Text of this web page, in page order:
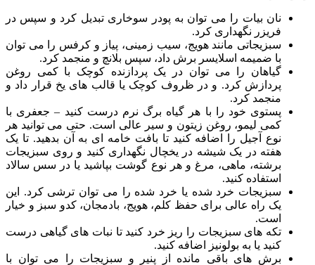
نان بیات را می توان به پودر سوخاری تبدیل کرد و سپس در
فریزر نگهداری کرد.
سبزیجاتی مانند هویج، سیب زمینی، پیاز و کرفس را می توان
با ضمیمه اسلایسر برش داد، سپس بلانچ و منجمد کرد.
گیاهان را می توان در یک پردازنده کوچک با کمی روغن
پردازش کرد. و در ظروف کوچک یا قالب های یخ قرار داد و
منجمد کرد.
پستوی خود را با هر گیاه برگ نرم درست کنید – جعفری با
کمی لیمو، روغن زیتون و سیر عالی است. حتی می توانید هر
نوع آجیل را اضافه کنید تا بافت خامه ای به آن بدهید. تا یک
هفته در یک شیشه در یخچال نگهداری کنید و روی سبزیجات
برشته، ماهی، مرغ و هر نوع گوشت بپاشید یا در سس سالاد
استفاده کنید.
سبزیجات خرد شده یا خرد شده را می توان ترشی کرد. این
یک راه عالی برای حفظ کلم، هویج، بادمجان، کدو سبز و خیار
است.
تکه های سبزیجات را ریز خرد کنید تا نبات های گیاهی درست
کنید یا به بولونیز اضافه کنید.
برش های باقی مانده از پنیر و سبزیجات را می توان با